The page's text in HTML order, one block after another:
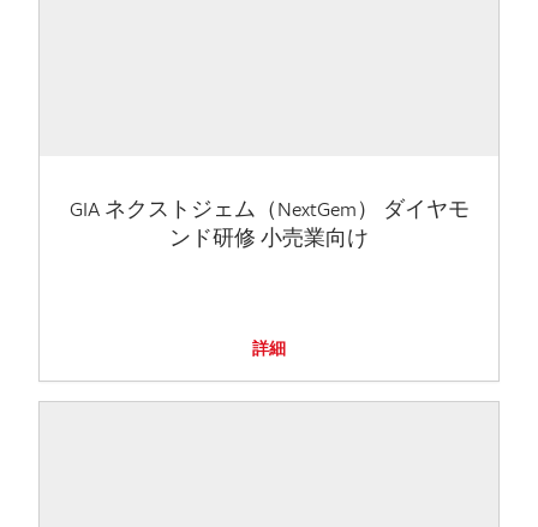
GIA ネクストジェム（NextGem） ダイヤモ
ンド研修 小売業向け
詳細